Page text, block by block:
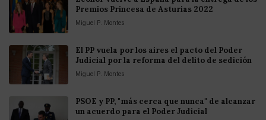
Premios Princesa de Asturias 2022
Miguel P. Montes
El PP vuela por los aires el pacto del Poder
Judicial por la reforma del delito de sedición
Miguel P. Montes
PSOE y PP, "más cerca que nunca" de alcanzar
un acuerdo para el Poder Judicial